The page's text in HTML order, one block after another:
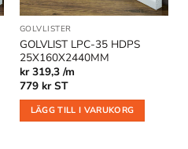
GOLVLISTER
GOLVLIST LPC-35 HDPS
25X160X2440MM
kr 319,3 /m
779 kr ST
LÄGG TILL I VARUKORG